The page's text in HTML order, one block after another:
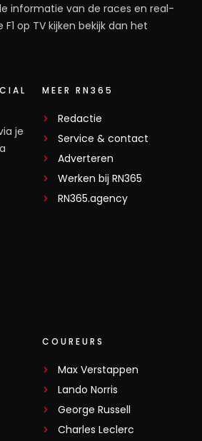
informatie van de races en real-
op TV kijken bekijk dan het
je
MEER RN365
Redactie
Service & contact
Adverteren
Werken bij RN365
RN365.agency
COUREURS
Max Verstappen
Lando Norris
George Russell
Charles Leclerc